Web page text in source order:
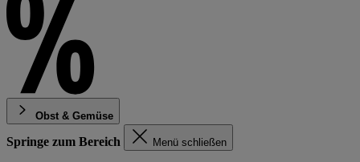
Obst & Gemüse
Springe zum Bereich Menü schließen